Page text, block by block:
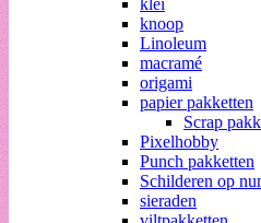
knoop
Linoleum
macramé
origami
papier pakketten
Scrap
Pixelhobby
Punch pakketten
Schilderen op
sieraden